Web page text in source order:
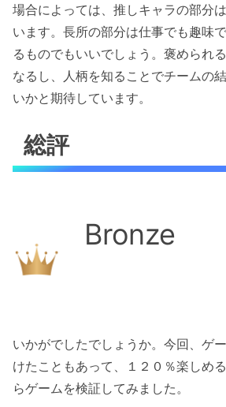
場合によっては、推しキャラの部分
います。長所の部分は仕事でも趣味
るものでもいいでしょう。褒められ
なるし、人柄を知ることでチームの
いかと期待しています。
総評
Bronze
いかがでしたでしょうか。今回、ゲ
けたこともあって、１２０％楽しめ
らゲームを検証してみました。